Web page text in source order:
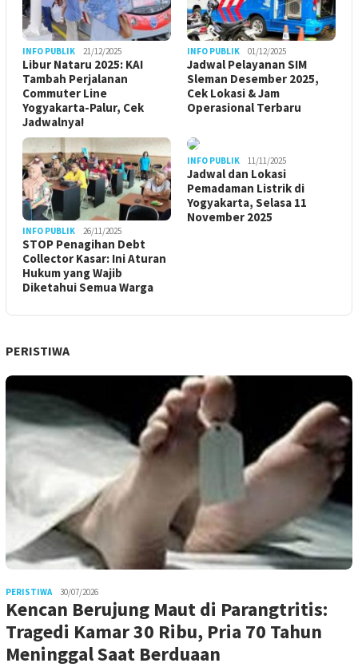
INFO PUBLIK 21/12/2025
Libur Nataru 2025: KAI
Tambah Perjalanan
Commuter Line
Yogyakarta-Palur, Cek
Jadwalnya!
INFO PUBLIK 01/12/2025
Jadwal Pelayanan SIM
Sleman Desember 2025,
Cek Lokasi & Jam
Operasional Terbaru
INFO PUBLIK 26/11/2025
STOP Penagihan Debt
Collector Kasar: Ini Aturan
Hukum yang Wajib
Diketahui Semua Warga
INFO PUBLIK 11/11/2025
Jadwal dan Lokasi
Pemadaman Listrik di
Yogyakarta, Selasa 11
November 2025
PERISTIWA
PERISTIWA 30/07/2026
Kencan Berujung Maut di Parangtritis:
Tragedi Kamar 30 Ribu, Pria 70 Tahun
Meninggal Saat Berduaan